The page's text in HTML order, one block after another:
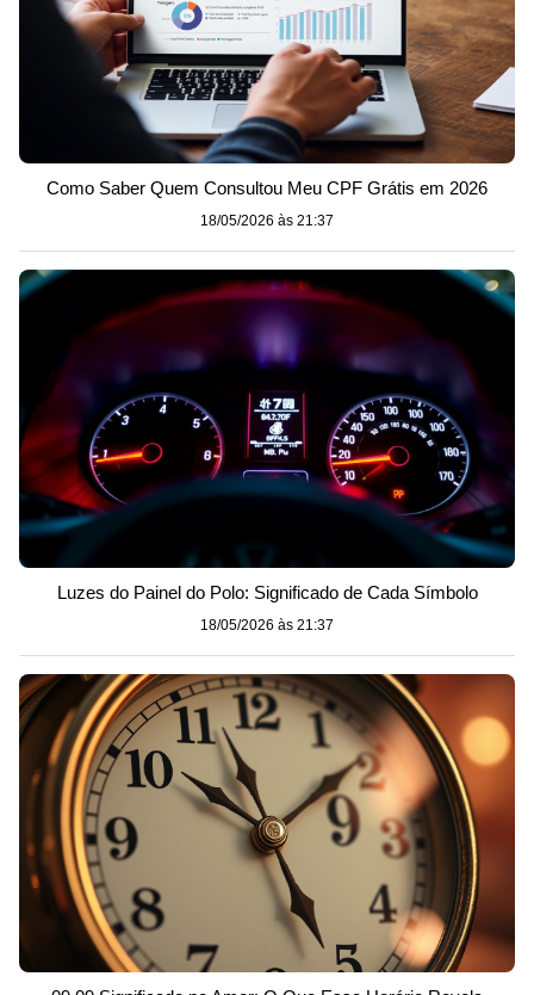
Como Saber Quem Consultou Meu CPF Grátis em 2026
18/05/2026 às 21:37
Luzes do Painel do Polo: Significado de Cada Símbolo
18/05/2026 às 21:37